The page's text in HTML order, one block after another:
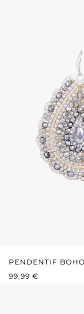
PENDENTIF
PRIX
99,99 €